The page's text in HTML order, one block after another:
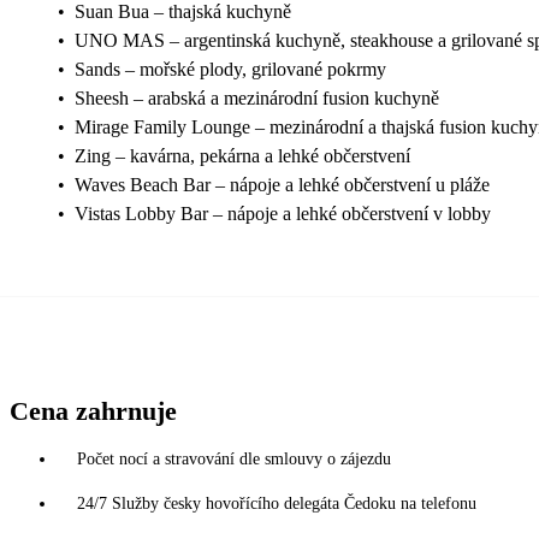
• Suan Bua – thajská kuchyně
• UNO MAS – argentinská kuchyně, steakhouse a grilované
• Sands – mořské plody, grilované pokrmy
• Sheesh – arabská a mezinárodní fusion kuchyně
• Mirage Family Lounge – mezinárodní a thajská fusion
• Zing – kavárna, pekárna a lehké občerstvení
• Waves Beach Bar – nápoje a lehké občerstvení u pláže
• Vistas Lobby Bar – nápoje a lehké občerstvení v lobby
Cena zahrnuje
Počet nocí a stravování dle smlouvy o zájezdu
24/7 Služby česky hovořícího delegáta Čedoku na telefonu